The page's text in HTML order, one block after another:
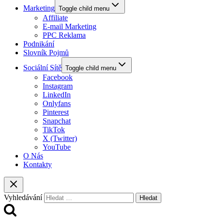
Marketing Toggle child menu
Affiliate
E-mail Marketing
PPC Reklama
Podnikání
Slovník Pojmů
Sociální Sítě Toggle child menu
Facebook
Instagram
LinkedIn
Onlyfans
Pinterest
Snapchat
TikTok
X (Twitter)
YouTube
O Nás
Kontakty
Vyhledávání